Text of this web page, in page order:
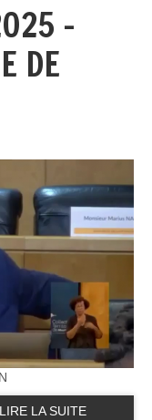
-
DE
LIRE LA SUITE